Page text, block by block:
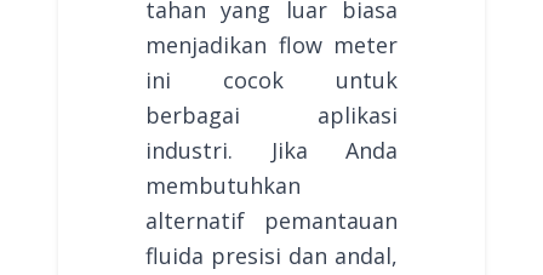
tahan yang luar biasa
menjadikan flow meter
ini cocok untuk
berbagai aplikasi
industri. Jika Anda
membutuhkan
alternatif pemantauan
fluida presisi dan andal,